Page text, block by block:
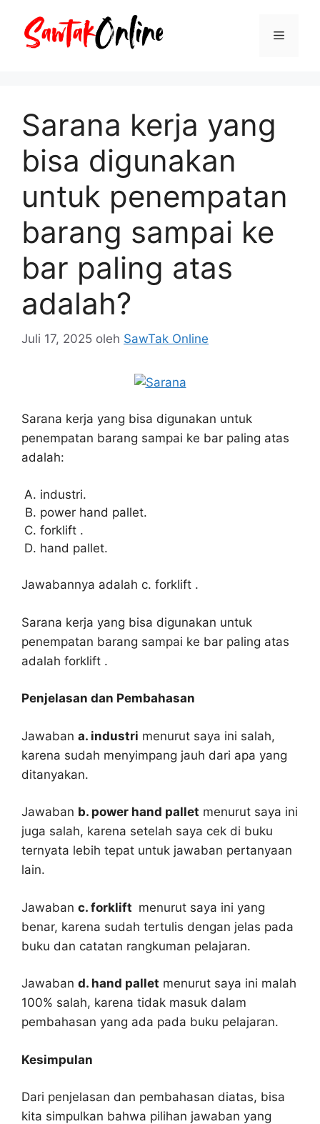
Menu
Sarana kerja yang
bisa digunakan
untuk penempatan
barang sampai ke
bar paling atas
adalah?
Juli 17, 2025 oleh SawTak Online
Sarana kerja yang bisa digunakan untuk
penempatan barang sampai ke bar paling atas
adalah:
industri.
power hand pallet.
forklift .
hand pallet.
Jawabannya adalah c. forklift .
Sarana kerja yang bisa digunakan untuk
penempatan barang sampai ke bar paling atas
adalah forklift .
Penjelasan dan Pembahasan
Jawaban a. industri menurut saya ini salah,
karena sudah menyimpang jauh dari apa yang
ditanyakan.
Jawaban b. power hand pallet menurut saya ini
juga salah, karena setelah saya cek di buku
ternyata lebih tepat untuk jawaban pertanyaan
lain.
Jawaban c. forklift menurut saya ini yang
benar, karena sudah tertulis dengan jelas pada
buku dan catatan rangkuman pelajaran.
Jawaban d. hand pallet menurut saya ini malah
100% salah, karena tidak masuk dalam
pembahasan yang ada pada buku pelajaran.
Kesimpulan
Dari penjelasan dan pembahasan diatas, bisa
kita simpulkan bahwa pilihan jawaban yang